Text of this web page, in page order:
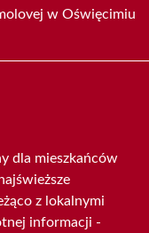
w Oświęcimiu
dla mieszkańców
z lokalnymi
informacji -